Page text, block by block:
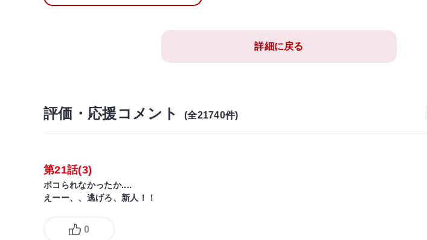
詳細に戻る
評価・応援コメント (全21740件)
第21話(3)
ボコられなかったか....
えーー、、逃げろ、新人！！
0